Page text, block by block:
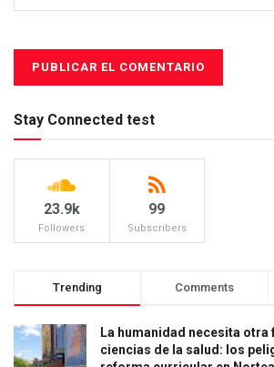
Stay Connected test
23.9k
Followers
99
Subscribers
Trending Comments
La humanidad necesita otra
ciencias de la salud: los